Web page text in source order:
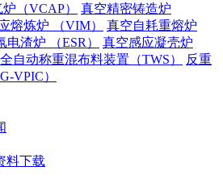
（VCAP）
真空精密铸造炉
熔炼炉 （VIM）
真空自耗重熔炉
电渣炉 （ESR）
真空感应凝壳炉
自动称重混布料装置（TWS）
反重
VPIC）
料下载